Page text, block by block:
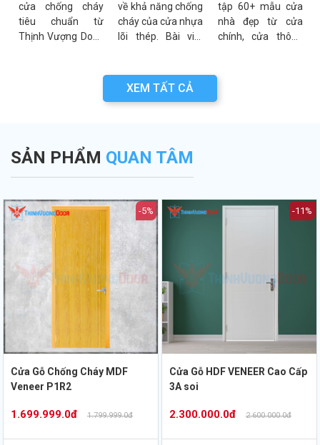
Mới Nhất
cửa chống cháy
tiêu chuẩn từ
Thịnh Vượng Door.
sơ đồ cấu tạo và
các lưu ý quan
PCCC Mới Nhất
về khả năng chống
cháy của cửa nhựa
lõi thép. Bài viết
và các tiêu chuẩn
tập 60+ mẫu cửa
nhà đẹp từ cửa
chính, cửa thông
XEM TẤT CẢ
SẢN PHẨM QUAN TÂM
-5%
Cửa Gỗ Chống Cháy MDF
Veneer P1R2
1.699.999.0đ 1.799.999.0đ
-11%
Cửa Gỗ HDF VENEER Cao Cấp
3A soi
2.300.000.0đ 2.600.000.0đ